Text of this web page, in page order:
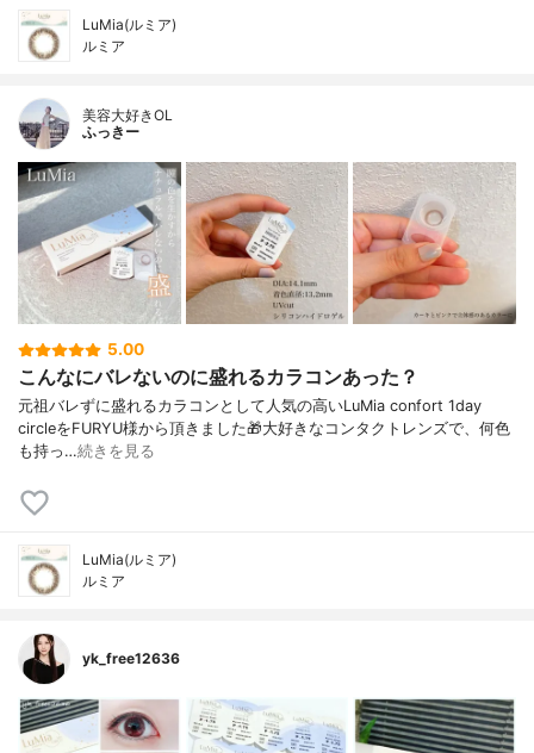
LuMia(ルミア)
ルミア
美容大好きOL
ふっきー
5.00
こんなにバレないのに盛れるカラコンあった？
元祖バレずに盛れるカラコンとして人気の高いLuMia confort 1day
circleをFURYU様から頂きました🎁大好きなコンタクトレンズで、何色
も持っ…続きを見る
LuMia(ルミア)
ルミア
yk_free12636